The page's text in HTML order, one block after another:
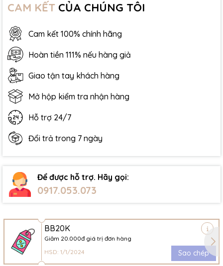
CAM KẾT CỦA CHÚNG TÔI
Cam kết 100% chính hãng
Hoàn tiền 111% nếu hàng giả
Giao tận tay khách hàng
Mở hộp kiểm tra nhận hàng
Hỗ trợ 24/7
Đổi trả trong 7 ngày
Để được hỗ trợ. Hãy gọi:
0917.053.073
BB20K
Giảm 20.000đ giá trị đơn hàng
HSD: 1/1/2024
Sao chép